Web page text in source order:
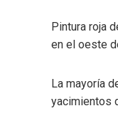
Pintura roja
en el oeste
La mayoría
yacimientos